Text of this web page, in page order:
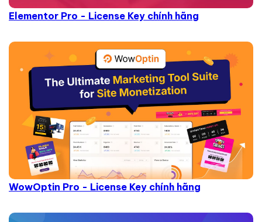
Elementor Pro - License Key chính hãng
WowOptin Pro - License Key chính hãng